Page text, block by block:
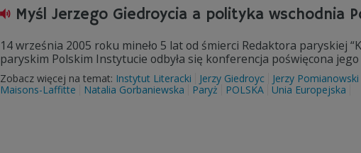
Myśl Jerzego Giedroycia a polityka wschodnia
14 września 2005 roku mineło 5 lat od śmierci Redaktora paryskiej
paryskim Polskim Instytucie odbyła się konferencja poświęcona
Zobacz więcej na temat: Instytut Literacki Jerzy Giedroyc Jerzy Pomianowski
Maisons-Laffitte
Natalia Gorbaniewska Paryż POLSKA Unia Europejska